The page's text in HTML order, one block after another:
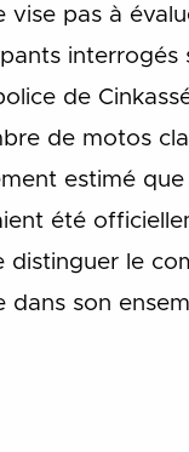
pas à
de
de motos
estimé
été
le
son